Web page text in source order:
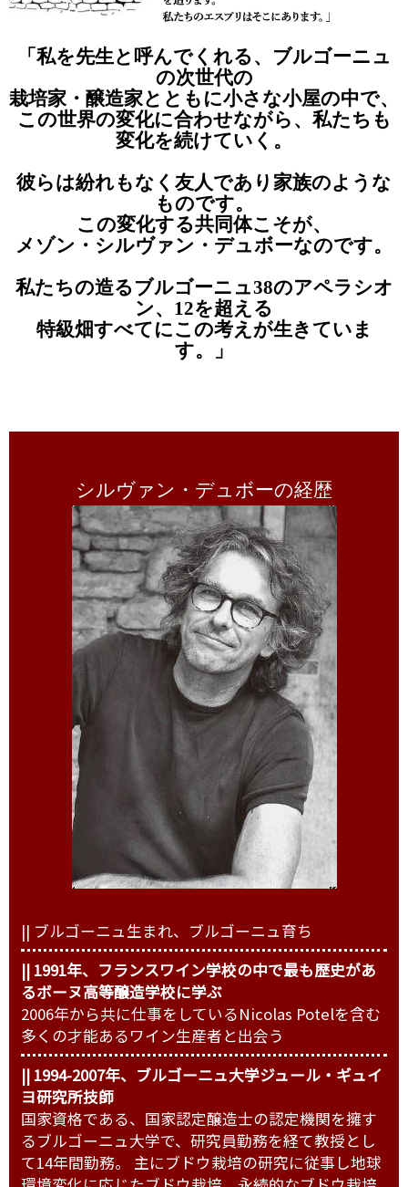
「私を先生と呼んでくれる、
ブルゴーニュ
の次世代の
栽培家・醸造家とともに小さな小屋の中で、
この世界の変化に合わせながら、 私たちも
変化を続けていく。
彼らは紛れもなく友人であり 家族のような
ものです。
この変化する共同体こそが、
メゾン・シルヴァン・デュボーなのです。
私たちの造るブルゴーニュ38のアペラシオ
ン、12を超える
特級畑すべてにこの考えが生きていま
す。」
シルヴァン・デュボーの経歴
|| ブルゴーニュ生まれ、ブルゴーニュ育ち
|| 1991年、フランスワイン学校の中で最も歴史があ
るボーヌ高等醸造学校に学ぶ
2006年から共に仕事をしているNicolas Potelを含む
多くの才能あるワイン生産者と出会う
|| 1994-2007年、ブルゴーニュ大学ジュール・ギュイ
ヨ研究所技師
国家資格である、国家認定醸造士の認定機関を擁す
るブルゴーニュ大学で、研究員勤務を経て教授とし
て14年間勤務。 主にブドウ栽培の研究に従事し地球